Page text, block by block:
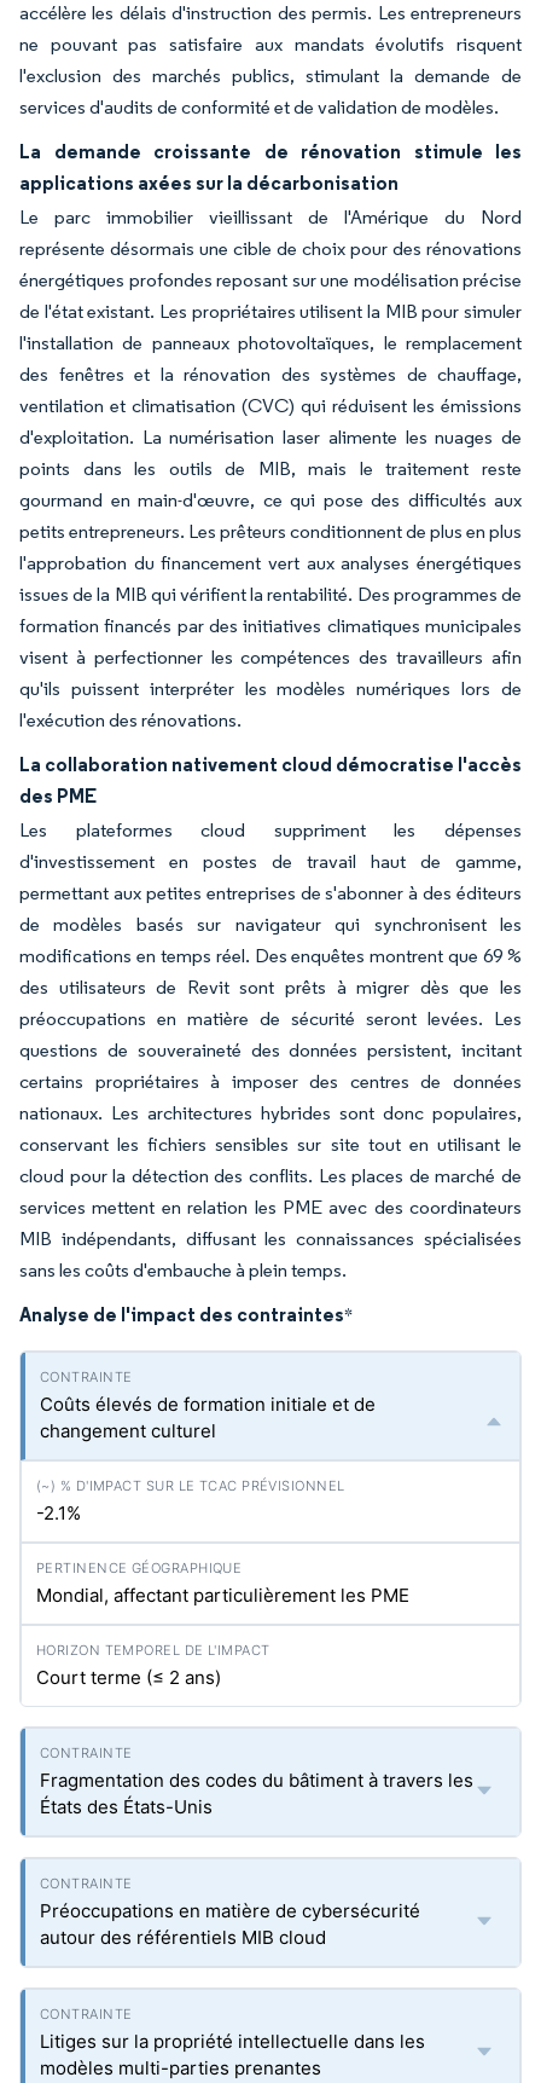
accélère les délais d'instruction des permis. Les entrepreneurs
ne pouvant pas satisfaire aux mandats évolutifs risquent
l'exclusion des marchés publics, stimulant la demande de
services d'audits de conformité et de validation de modèles.
La demande croissante de rénovation stimule les
applications axées sur la décarbonisation
Le parc immobilier vieillissant de l'Amérique du Nord
représente désormais une cible de choix pour des rénovations
énergétiques profondes reposant sur une modélisation précise
de l'état existant. Les propriétaires utilisent la MIB pour simuler
l'installation de panneaux photovoltaïques, le remplacement
des fenêtres et la rénovation des systèmes de chauffage,
ventilation et climatisation (CVC) qui réduisent les émissions
d'exploitation. La numérisation laser alimente les nuages de
points dans les outils de MIB, mais le traitement reste
gourmand en main-d'œuvre, ce qui pose des difficultés aux
petits entrepreneurs. Les prêteurs conditionnent de plus en plus
l'approbation du financement vert aux analyses énergétiques
issues de la MIB qui vérifient la rentabilité. Des programmes de
formation financés par des initiatives climatiques municipales
visent à perfectionner les compétences des travailleurs afin
qu'ils puissent interpréter les modèles numériques lors de
l'exécution des rénovations.
La collaboration nativement cloud démocratise l'accès
des PME
Les plateformes cloud suppriment les dépenses
d'investissement en postes de travail haut de gamme,
permettant aux petites entreprises de s'abonner à des éditeurs
de modèles basés sur navigateur qui synchronisent les
modifications en temps réel. Des enquêtes montrent que 69 %
des utilisateurs de Revit sont prêts à migrer dès que les
préoccupations en matière de sécurité seront levées. Les
questions de souveraineté des données persistent, incitant
certains propriétaires à imposer des centres de données
nationaux. Les architectures hybrides sont donc populaires,
conservant les fichiers sensibles sur site tout en utilisant le
cloud pour la détection des conflits. Les places de marché de
services mettent en relation les PME avec des coordinateurs
MIB indépendants, diffusant les connaissances spécialisées
sans les coûts d'embauche à plein temps.
Analyse de l'impact des contraintes*
Coûts élevés de formation initiale et de
changement culturel
-2.1%
Mondial, affectant particulièrement les PME
Court terme (≤ 2 ans)
Fragmentation des codes du bâtiment à travers les
États des États-Unis
Préoccupations en matière de cybersécurité
autour des référentiels MIB cloud
Litiges sur la propriété intellectuelle dans les
modèles multi-parties prenantes